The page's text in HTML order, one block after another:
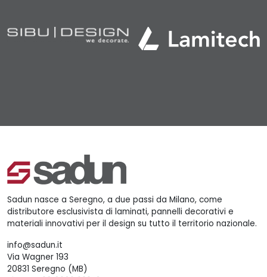
Sadun nasce a Seregno, a due passi da Milano, come
distributore esclusivista di laminati, pannelli decorativi e
materiali innovativi per il design su tutto il territorio nazionale.
info@sadun.it
Via Wagner 193
20831 Seregno (MB)